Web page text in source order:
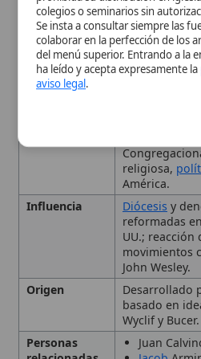
reformadas en
UU.; reacción
movimientos
John Wesley.
Origen
Desarrollado por
basado en ideas
Reginald
Doctrina
Orígenes y
Doctrina
(TULIP)
La
Calvinismo